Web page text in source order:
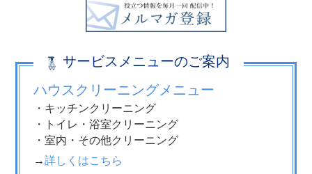
サービスメニューのご案内
ハウスクリーニングメニュー
・キッチンクリーニング
・トイレ・浴室クリーニング
・室内・その他クリーニング
→詳しくはこちら